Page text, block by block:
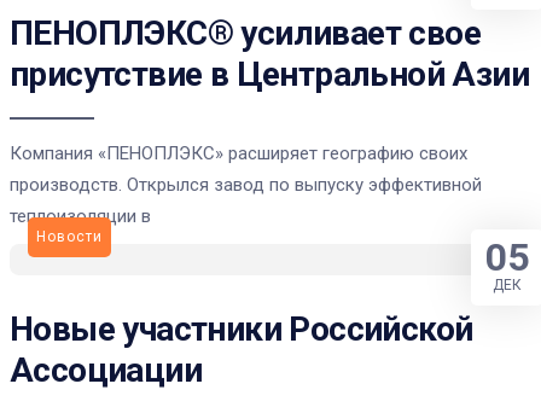
ПЕНОПЛЭКС® усиливает свое
присутствие в Центральной Азии
Компания «ПЕНОПЛЭКС» расширяет географию своих
производств. Открылся завод по выпуску эффективной
теплоизоляции в
Новости
Новые участники Российской
Ассоциации
05
ДЕК